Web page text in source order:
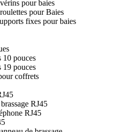
pour baies
pour Baies
fixes pour baies
10 pouces
19 pouces
coffrets
RJ45
RJ45